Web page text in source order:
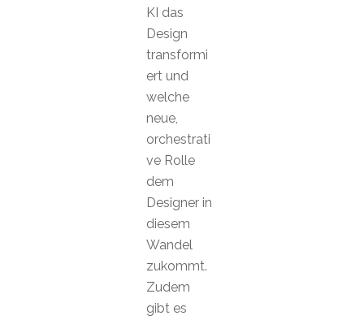
KI das
Design
transformi
ert und
welche
neue,
orchestrati
ve Rolle
dem
Designer in
diesem
Wandel
zukommt.
Zudem
gibt es